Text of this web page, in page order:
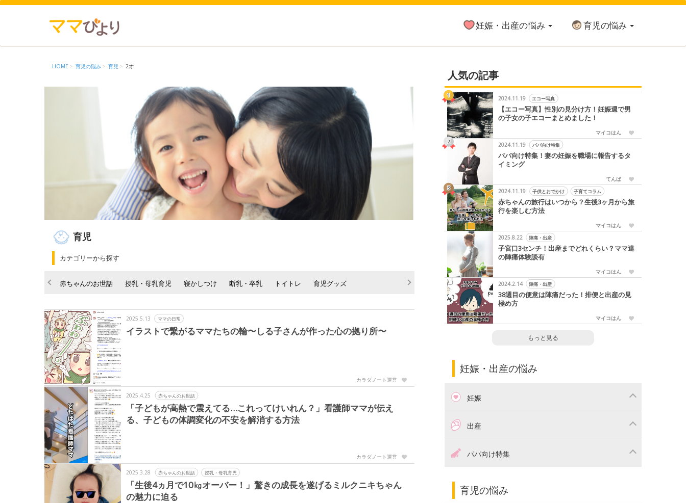
妊娠・出産の悩み 育児の悩み
HOME 育児の悩み 育児 2才
育児
カテゴリーから探す
赤ちゃんのお世話 授乳・母乳育児 寝かしつけ 断乳・卒乳 トイトレ 育児グッズ
2025.5.13 ママの日常
イラストで繋がるママたちの輪〜しる子さんが作った心の拠り所〜
カラダノート運営
2025.4.25 赤ちゃんのお世話
「子どもが高熱で震えてる…これってけいれん？」看護師ママが伝え
る、子どもの体調変化の不安を解消する方法
カラダノート運営
2025.3.28 赤ちゃんのお世話 授乳・母乳育児
「生後4ヵ月で10㎏オーバー！」驚きの成長を遂げるミルクニキちゃん
の魅力に迫る
人気の記事
2024.11.19 エコー写真
【エコー写真】性別の見分け方！妊娠週で男
の子女の子エコーまとめました！
マイコはん
2024.11.19
パパ向け特集
パパ向け特集！妻の妊娠を職場に報告するタ
イミング
てんぱ
2024.11.19
子供とおでかけ 子育てコラム
赤ちゃんの旅行はいつから？生後3ヶ月から旅
行を楽しむ方法
マイコはん
2025.8.22
陣痛・出産
子宮口3センチ！出産までどれくらい？ママ達
の陣痛体験談有
マイコはん
2024.2.14
陣痛・出産
38週目の便意は陣痛だった！排便と出産の見
極め方
マイコはん
もっと見る
妊娠・出産の悩み
妊娠
つわり
妊娠中の食事
出産
出産準備パパ向け特集
パパ向け特集
育児の悩み